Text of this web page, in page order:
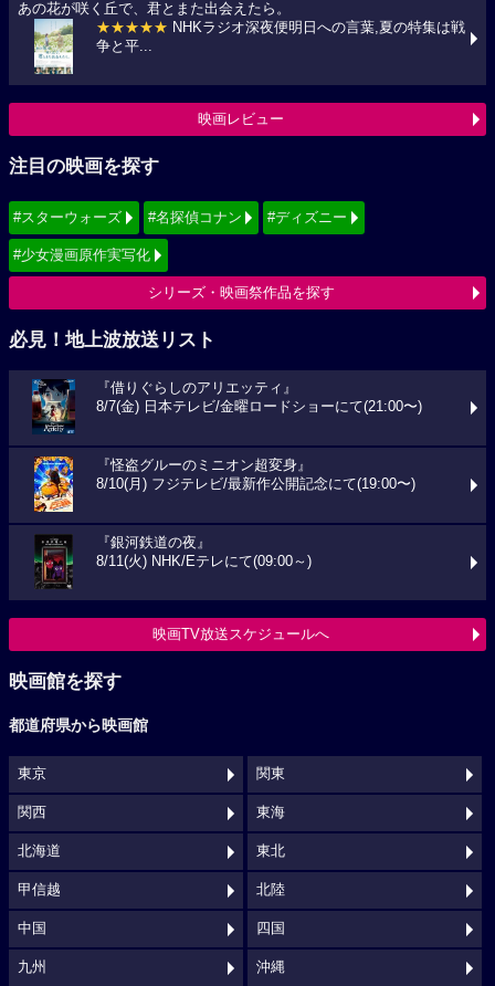
あの花が咲く丘で、君とまた出会えたら。
★★★★★ NHKラジオ深夜便明日への言葉,夏の特集は戦
争と平...
映画レビュー
注目の映画を探す
#スターウォーズ #名探偵コナン #ディズニー
#少女漫画原作実写化
シリーズ・映画祭作品を探す
必見！地上波放送リスト
『借りぐらしのアリエッティ』
8/7(金) 日本テレビ/金曜ロードショーにて(21:00〜)
『怪盗グルーのミニオン超変身』
8/10(月) フジテレビ/最新作公開記念にて(19:00〜)
『銀河鉄道の夜』
8/11(火) NHK/Eテレにて(09:00～)
映画TV放送スケジュールへ
映画館を探す
都道府県から映画館
東京 関東
関西 東海
北海道 東北
甲信越 北陸
中国 四国
九州 沖縄